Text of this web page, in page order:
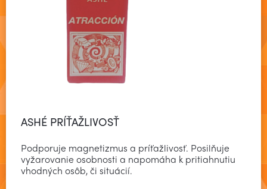
ASHÉ PRÍŤAŽLIVOSŤ
Podporuje magnetizmus a príťažlivosť. Posilňuje
vyžarovanie osobnosti a napomáha k pritiahnutiu
vhodných osôb, či situácií.